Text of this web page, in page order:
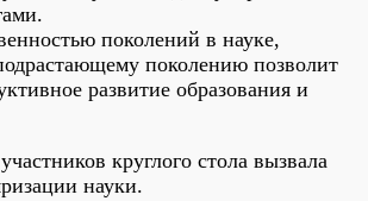
поколений в науке,
поколению позволит
развитие образования и
круглого стола вызвала
науки.